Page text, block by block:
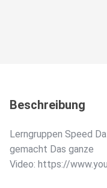
Beschreibung
Lerngruppen Speed
gemacht Das ganze
Video: https://